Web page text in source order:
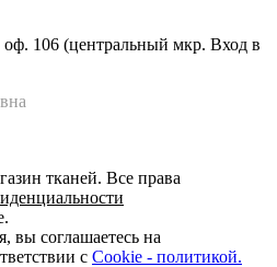
оф. 106 (центральный мкр. Вход в
тканей. Все права
вы соглашаетесь на
с Cookie - политикой.